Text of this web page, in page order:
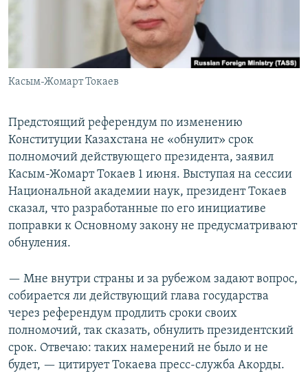
Касым-Жомарт Токаев
Предстоящий референдум по изменению
Конституции Казахстана не «обнулит» срок
полномочий действующего президента, заявил
Касым-Жомарт Токаев 1 июня. Выступая на сессии
Национальной академии наук, президент Токаев
сказал, что разработанные по его инициативе
поправки к Основному закону не предусматривают
обнуления.
— Мне внутри страны и за рубежом задают вопрос,
собирается ли действующий глава государства
через референдум продлить сроки своих
полномочий, так сказать, обнулить президентский
срок. Отвечаю: таких намерений не было и не
будет, — цитирует Токаева пресс-служба Акорды.